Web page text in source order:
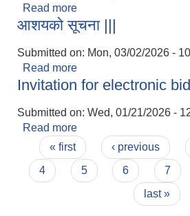
Read more
आशयको सूचना |||
Submitted on: Mon, 03/02/2026 -
Read more
Invitation for electronic
Submitted on: Wed, 01/21/2026 -
Read more
Pages
« first ‹ previous
4
5 6 7
last »